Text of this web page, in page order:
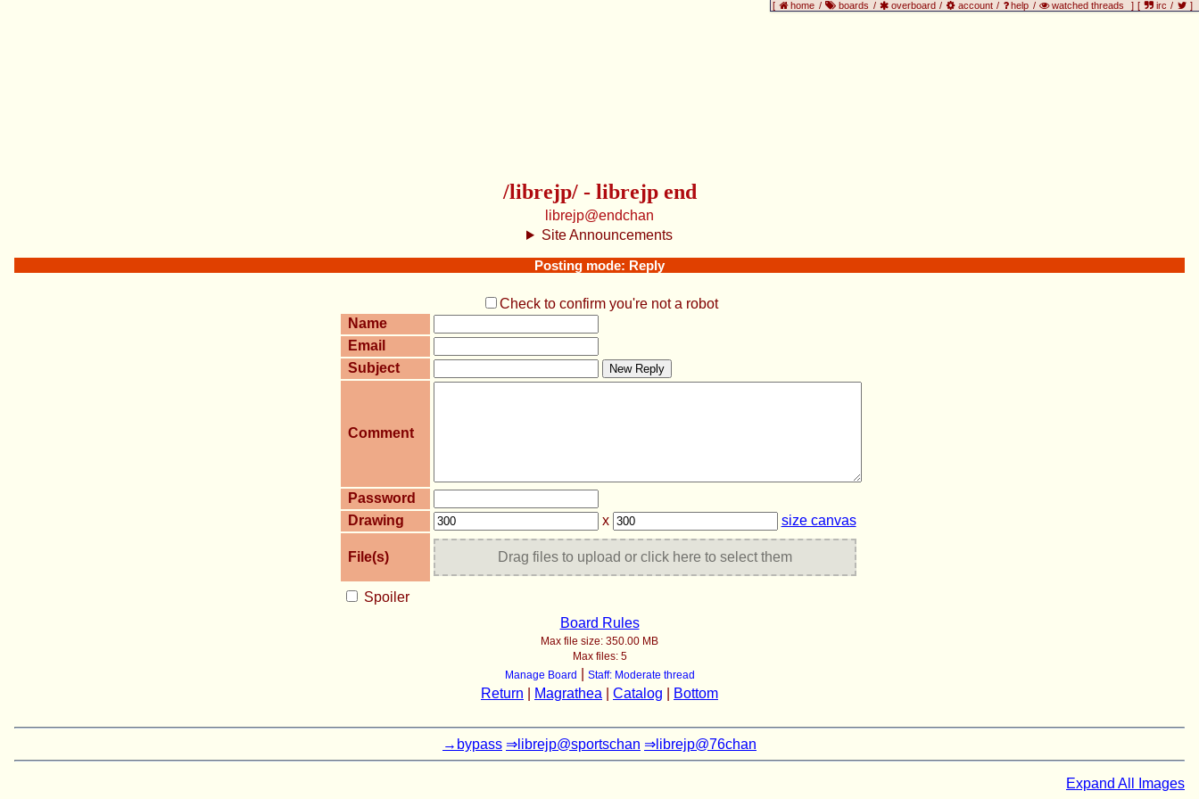
[ home / boards / overboard / account / help / watched threads ] [ irc / ]
/librejp/ - librejp end
librejp@endchan
Site Announcements
Posting mode: Reply
Check to confirm you're not a robot
Name
Email
Subject
New Reply
Comment
Password
Drawing
x size canvas
File(s) Drag files to upload or click here to select them
Spoiler
Board Rules
Max file size: 350.00 MB
Max files: 5
Manage Board
Staff: Moderate thread
Return Magrathea Catalog Bottom
→bypass ⇒librejp@sportschan ⇒librejp@76chan
Expand All Images